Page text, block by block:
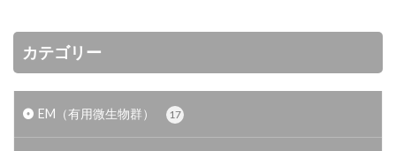
カテゴリー
EM（有用微生物群） 17